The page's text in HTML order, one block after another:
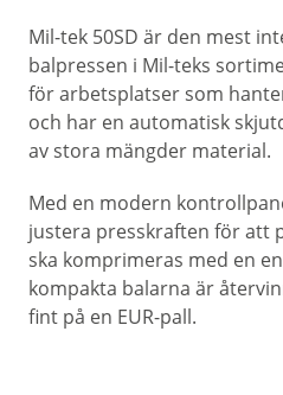
Mil-tek 50SD är den mest
balpressen i Mil-teks
för arbetsplatser som
och har en automatisk
av stora mängder material.
Med en modern
justera presskraften för att
ska komprimeras med en
kompakta balarna är
fint på en EUR-pall.